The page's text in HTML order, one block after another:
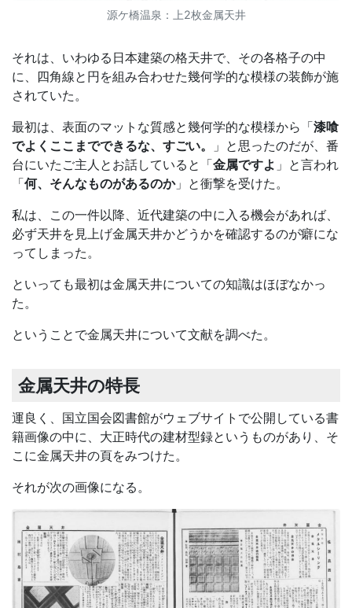
源ケ橋温泉：上2枚金属天井
それは、いわゆる日本建築の格天井で、その各格子の中
に、四角線と円を組み合わせた幾何学的な模様の装飾が施
されていた。
最初は、表面のマットな質感と幾何学的な模様から「漆喰
でよくここまでできるな、すごい。
」と思ったのだが、番
台にいたご主人とお話していると「金属ですよ 」と言われ
「何、そんなものがあるのか」と衝撃を受けた。
私は、この一件以降、近代建築の中に入る機会があれば、
必ず天井を見上げ金属天井かどうかを確認するのが癖にな
ってしまった。
といっても最初は金属天井についての知識はほぼなかっ
た。
ということで金属天井について文献を調べた。
金属天井の特長
運良く、国立国会図書館がウェブサイトで公開している書
籍画像の中に、大正時代の建材型録というものがあり、そ
こに金属天井の頁をみつけた。
それが次の画像になる。